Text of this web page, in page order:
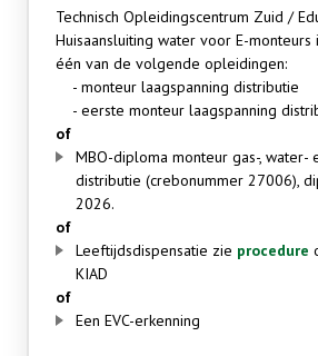
Technisch Opleidingscentrum Zuid /
Huisaansluiting water voor E-
één van de volgende opleidingen:
- monteur laagspanning distributie
- eerste monteur laagspanning
of
MBO-diploma monteur gas-, water-
distributie (crebonummer 27006),
2026.
of
Leeftijdsdispensatie zie procedure
KIAD
of
Een EVC-erkenning